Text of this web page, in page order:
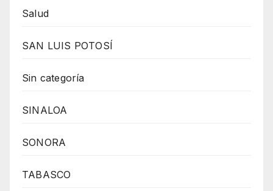
Salud
SAN LUIS POTOSÍ
Sin categoría
SINALOA
SONORA
TABASCO